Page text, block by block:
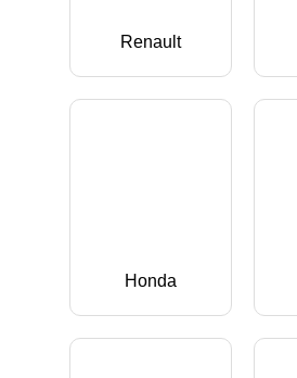
Renault
Honda